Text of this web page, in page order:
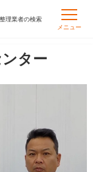
理業者の検索
メニュー
ター